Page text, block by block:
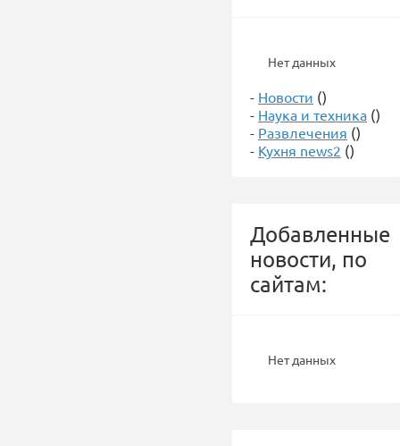
Нет данных
- Новости ()
- Наука и техника ()
- Развлечения ()
- Кухня news2 ()
Добавленные
новости, по
сайтам:
Нет данных